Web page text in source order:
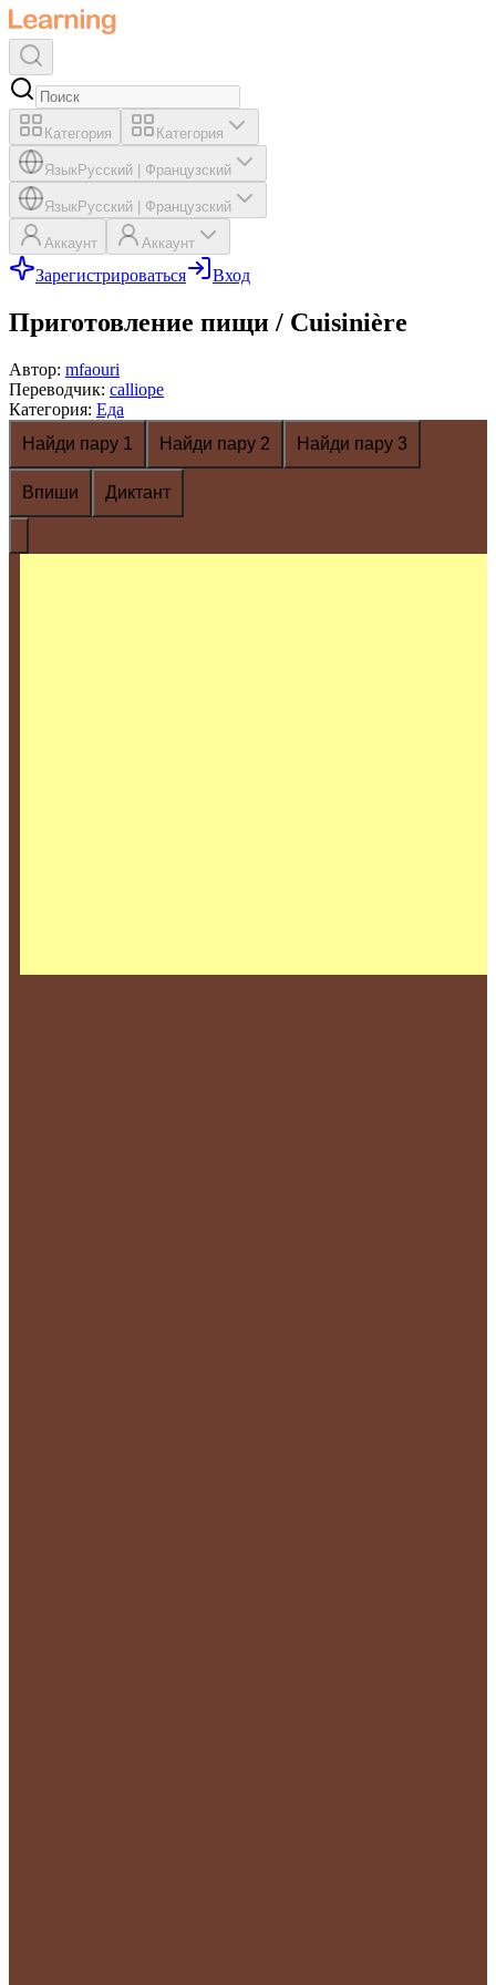
Категория Категория
ЯзыкРусский Французский
ЯзыкРусский Французский
Аккаунт Аккаунт
Зарегистрироваться Вход
Приготовление пищи / Cuisinière
Автор: mfaouri
Переводчик: calliope
Категория: Еда
Найди пару 1
Найди пару 2 Найди пару 3
Впиши Диктант